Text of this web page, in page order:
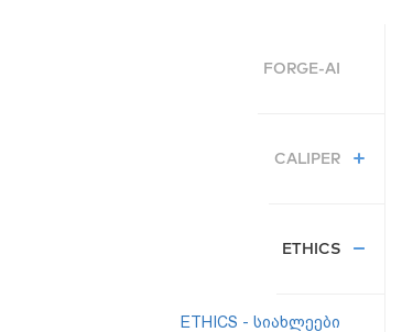
FORGE-AI
CALIPER
ETHICS
ETHICS - სიახლეები